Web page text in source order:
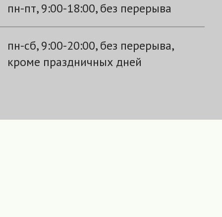
пн-пт, 9:00-18:00, без перерыва
пн-сб, 9:00-20:00, без перерыва,
кроме праздничных дней